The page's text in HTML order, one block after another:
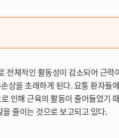
전체적인 활동성이 감소되어 근력
상을 초래하게 된다. 요통 환자들
인해 근육의 활동이 줄어들었기
줄이는 것으로 보고되고 있다.